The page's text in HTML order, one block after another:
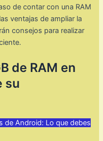
de contar con una RAM
ventajas de ampliar la
consejos para realizar
de RAM en
su
de Android: Lo que debes